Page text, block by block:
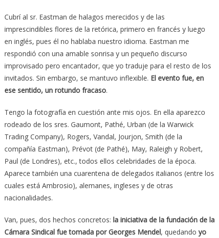
Cubrí al sr. Eastman de halagos merecidos y de las
imprescindibles flores de la retórica, primero en francés y luego
en inglés, pues él no hablaba nuestro idioma. Eastman me
respondió con una amable sonrisa y un pequeño discurso
improvisado pero encantador, que yo traduje para el resto de los
invitados. Sin embargo, se mantuvo inflexible. El evento fue, en
ese sentido, un rotundo fracaso.
Tengo la fotografía en cuestión ante mis ojos. En ella aparezco
rodeado de los sres. Gaumont, Pathé, Urban (de la Warwick
Trading Company), Rogers, Vandal, Jourjon, Smith (de la
compañía Eastman), Prévot (de Pathé), May, Raleigh y Robert,
Paul (de Londres), etc., todos ellos celebridades de la época.
Aparece también una cuarentena de delegados italianos (entre los
cuales está Ambrosio), alemanes, ingleses y de otras
nacionalidades.
Van, pues, dos hechos concretos: la iniciativa de la fundación de la
Cámara Sindical fue tomada por Georges Mendel, quedando yo